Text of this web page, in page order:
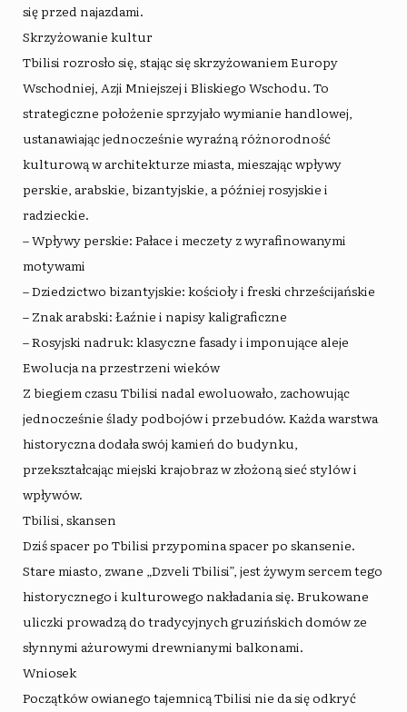
się przed najazdami.
Skrzyżowanie kultur
Tbilisi rozrosło się, stając się skrzyżowaniem Europy
Wschodniej, Azji Mniejszej i Bliskiego Wschodu. To
strategiczne położenie sprzyjało wymianie handlowej,
ustanawiając jednocześnie wyraźną różnorodność
kulturową w architekturze miasta, mieszając wpływy
perskie, arabskie, bizantyjskie, a później rosyjskie i
radzieckie.
– Wpływy perskie: Pałace i meczety z wyrafinowanymi
motywami
– Dziedzictwo bizantyjskie: kościoły i freski chrześcijańskie
– Znak arabski: Łaźnie i napisy kaligraficzne
– Rosyjski nadruk: klasyczne fasady i imponujące aleje
Ewolucja na przestrzeni wieków
Z biegiem czasu Tbilisi nadal ewoluowało, zachowując
jednocześnie ślady podbojów i przebudów. Każda warstwa
historyczna dodała swój kamień do budynku,
przekształcając miejski krajobraz w złożoną sieć stylów i
wpływów.
Tbilisi, skansen
Dziś spacer po Tbilisi przypomina spacer po skansenie.
Stare miasto, zwane „Dzveli Tbilisi”, jest żywym sercem tego
historycznego i kulturowego nakładania się. Brukowane
uliczki prowadzą do tradycyjnych gruzińskich domów ze
słynnymi ażurowymi drewnianymi balkonami.
Wniosek
Początków owianego tajemnicą Tbilisi nie da się odkryć